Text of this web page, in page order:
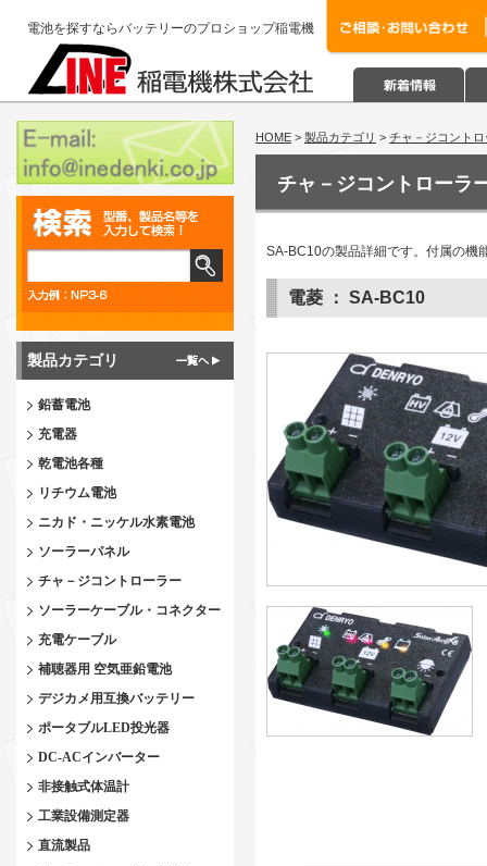
電池を探すならバッテリーのプロショップ稲電機
製品カテゴリ
鉛蓄電池
充電器
乾電池各種
リチウム電池
ニカド・ニッケル水素電池
ソーラーパネル
チャ－ジコントローラー
ソーラーケーブル・コネクター
充電ケーブル
補聴器用 空気亜鉛電池
デジカメ用互換バッテリー
ポータブルLED投光器
DC-ACインバーター
非接触式体温計
工業設備測定器
直流製品
HOME > 製品カテゴリ > チャ－ジコント
チャ－ジコントローラ
SA-BC10の製品詳細です。付属の機
電菱 ： SA-BC10